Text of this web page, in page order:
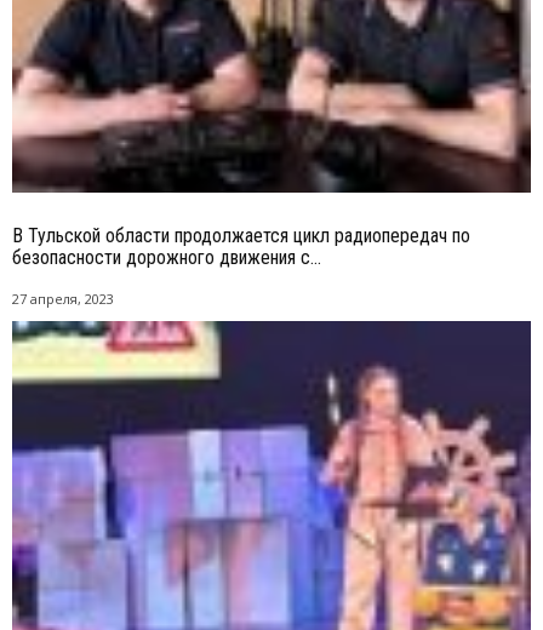
В Тульской области продолжается цикл радиопередач по
безопасности дорожного движения с...
27 апреля, 2023